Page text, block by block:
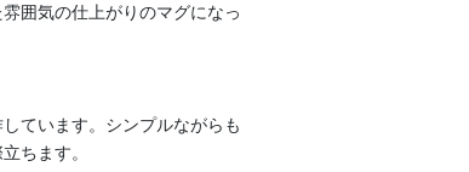
囲気の仕上がりのマグになっ
ています。シンプルながらも
ちます。